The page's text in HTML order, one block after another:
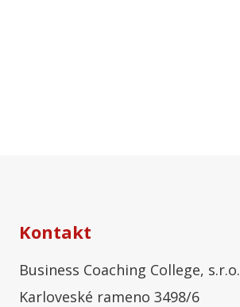
Kontakt
Business Coaching College, s.r.o.
Karloveské rameno 3498/6